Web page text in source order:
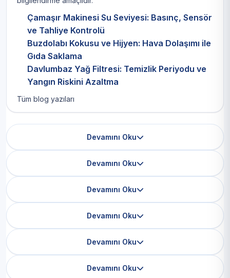
Çamaşır Makinesi Su Seviyesi: Basınç, Sensör
ve Tahliye Kontrolü
Buzdolabı Kokusu ve Hijyen: Hava Dolaşımı ile
Gıda Saklama
Davlumbaz Yağ Filtresi: Temizlik Periyodu ve
Yangın Riskini Azaltma
Tüm blog yazıları
Devamını Oku
Devamını Oku
Devamını Oku
Devamını Oku
Devamını Oku
Devamını Oku